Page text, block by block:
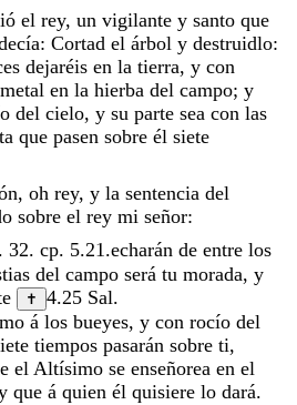
el rey, un vigilante y santo que
: Cortad el árbol y destruidlo:
dejaréis en la tierra, y con
metal en la hierba del campo; y
del cielo, y su parte sea con las
que pasen sobre él siete
, oh rey, y la sentencia del
sobre el rey mi señor:
32. cp. 5.21.echarán de entre los
del campo será tu morada, y
✝ 4.25 Sal.
á los bueyes, y con rocío del
tiempos pasarán sobre ti,
el Altísimo se enseñorea en el
que á quien él quisiere lo dará.